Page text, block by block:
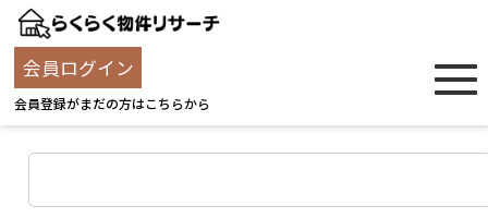
会員ログイン
会員登録がまだの方はこちらから
ユーザー名